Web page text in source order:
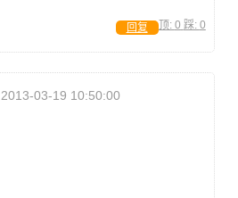
顶: 0 踩: 0
回复
2013-03-19 10:50:00